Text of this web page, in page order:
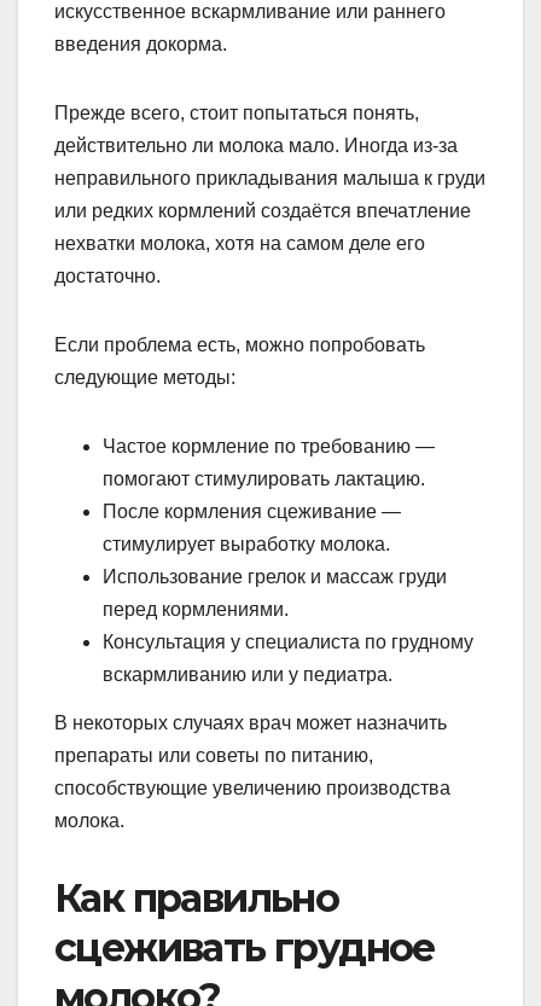
искусственное вскармливание или раннего
введения докорма.
Прежде всего, стоит попытаться понять,
действительно ли молока мало. Иногда из-за
неправильного прикладывания малыша к груди
или редких кормлений создаётся впечатление
нехватки молока, хотя на самом деле его
достаточно.
Если проблема есть, можно попробовать
следующие методы:
Частое кормление по требованию —
помогают стимулировать лактацию.
После кормления сцеживание —
стимулирует выработку молока.
Использование грелок и массаж груди
перед кормлениями.
Консультация у специалиста по грудному
вскармливанию или у педиатра.
В некоторых случаях врач может назначить
препараты или советы по питанию,
способствующие увеличению производства
молока.
Как правильно
сцеживать грудное